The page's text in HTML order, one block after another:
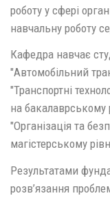
роботу у сфері
навчальну роботу
Кафедра навчає
"Автомобільний
"Транспортні
на бакалаврському
"Організація та
магістерському
Результатами
розв’язання